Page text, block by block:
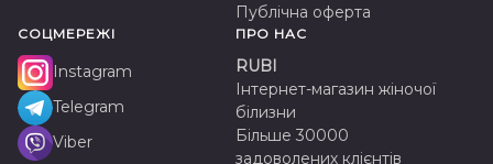
Публічна оферта
СОЦМЕРЕЖІ
Instagram
Telegram
Viber
ПРО НАС
RUBI
Інтернет-магазин жіночої
білизни
Більше 30000
задоволених клієнтів